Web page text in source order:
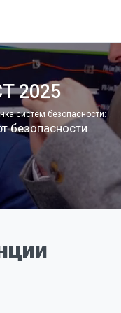
2025
систем безопасности:
безопасности